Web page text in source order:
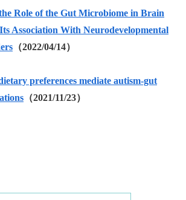
Role of the Gut Microbiome in Brain
Association With Neurodevelopmental
（2022/04/14）
preferences mediate autism-gut
（2021/11/23）